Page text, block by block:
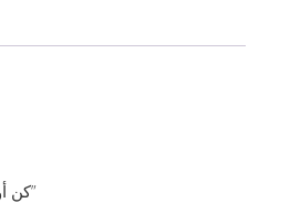
كن أول من يقيم “ذرة باربكيو”